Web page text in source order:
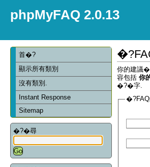
phpMyFAQ 2.0.13
首�?
顯示所有類別
沒有類別.
Instant Response
Sitemap
�?�尋
你的建議
容包括 你
�?�字.
�?FAQ